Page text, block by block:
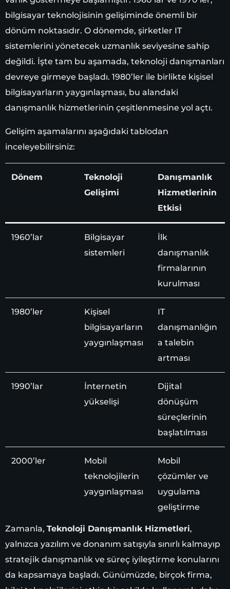
bilgisayar teknolojisinin gelişiminde önemli bir
dönüm noktasıdır. O dönemde, şirketler IT
sistemlerini yönetecek uzmanlık seviyesine sahip
değildi. İşte tam bu aşamada, teknoloji danışmanları
devreye girmeye başladı. 1980’ler ile birlikte kişisel
bilgisayarların yaygınlaşması, bu alandaki
danışmanlık hizmetlerinin çeşitlenmesine yol açtı.
Gelişim aşamalarını aşağıdaki tablodan
inceleyebilirsiniz:
Dönem
Teknoloji
Gelişimi
Danışmanlık
Hizmetlerinin
Etkisi
1960’lar
Bilgisayar
sistemleri
İlk
danışmanlık
firmalarının
kurulması
1980’ler
Kişisel
bilgisayarların
yaygınlaşması
IT
danışmanlığın
a talebin
artması
1990’lar
İnternetin
yükselişi
Dijital
dönüşüm
süreçlerinin
başlatılması
2000’ler
Mobil
teknolojilerin
yaygınlaşması
Mobil
çözümler ve
uygulama
geliştirme
Zamanla, Teknoloji Danışmanlık Hizmetleri,
yalnızca yazılım ve donanım satışıyla sınırlı kalmayıp
stratejik danışmanlık ve süreç iyileştirme konularını
da kapsamaya başladı. Günümüzde, birçok firma,